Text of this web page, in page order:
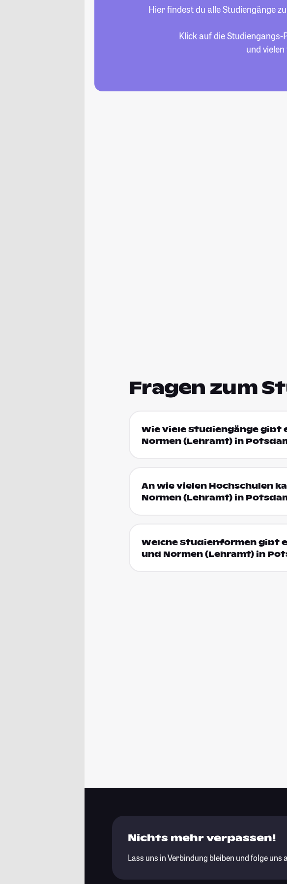
Hier findest du alle Studiengänge
Klick auf die
und
Fragen zum
Wie viele Studiengänge gibt
Normen (Lehramt) in
An wie vielen Hochschulen
Normen (Lehramt) in
Welche Studienformen gibt
und Normen (Lehramt) in
Nichts mehr verpassen!
Lass uns in Verbindung bleiben und folge uns